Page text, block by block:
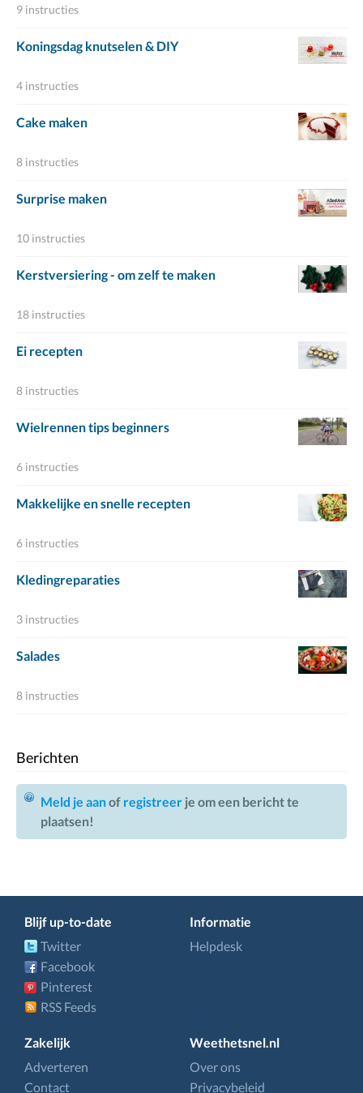
9 instructies
Koningsdag knutselen & DIY
4 instructies
Cake maken
8 instructies
Surprise maken
10 instructies
Kerstversiering - om zelf te maken
18 instructies
Ei recepten
8 instructies
Wielrennen tips beginners
6 instructies
Makkelijke en snelle recepten
6 instructies
Kledingreparaties
3 instructies
Salades
8 instructies
Berichten
Meld je aanof registreer je om een bericht te
plaatsen!
Blijf up-to-date
Twitter
Facebook
Pinterest
RSS Feeds
Informatie
Helpdesk
Zakelijk
Adverteren
Contact
Weethetsnel.nl
Over ons
Privacybeleid